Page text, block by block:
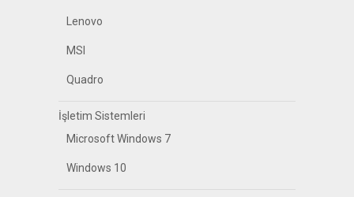
Lenovo
MSI
Quadro
İşletim Sistemleri
Microsoft Windows 7
Windows 10